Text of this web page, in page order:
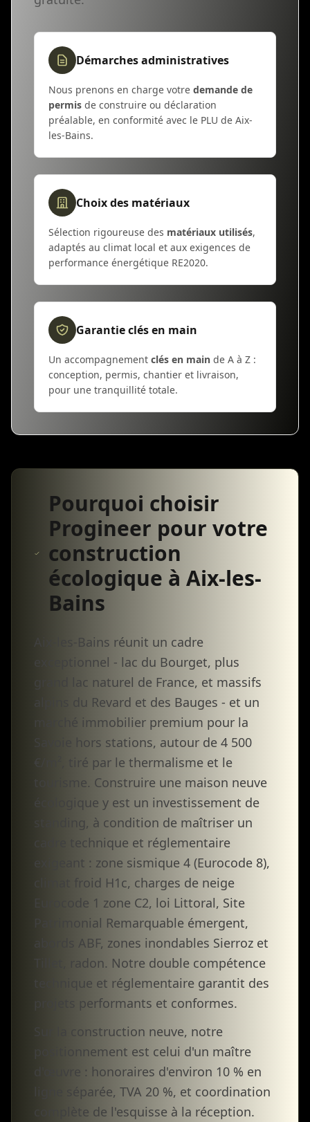
Démarches administratives
Nous prenons en charge votre demande de
permis de construire ou déclaration
préalable, en conformité avec le PLU de Aix-
les-Bains.
Choix des matériaux
Sélection rigoureuse des matériaux utilisés,
adaptés au climat local et aux exigences de
performance énergétique RE2020.
Garantie clés en main
Un accompagnement clés en main de A à Z :
conception, permis, chantier et livraison,
pour une tranquillité totale.
Pourquoi choisir
Progineer pour votre
construction
écologique à Aix-les-
Bains
Aix-les-Bains réunit un cadre
exceptionnel - lac du Bourget, plus
grand lac naturel de France, et massifs
alpins du Revard et des Bauges - et un
marché immobilier premium pour la
Savoie hors stations, autour de 4 500
€/m², tiré par le thermalisme et le
tourisme. Construire une maison neuve
écologique y est un investissement de
standing, à condition de maîtriser un
cadre technique et réglementaire
exigeant : zone sismique 4 (Eurocode 8),
climat froid H1c, charges de neige
Eurocode 1 zone C2, loi Littoral, Site
Patrimonial Remarquable émergent,
abords ABF, zones inondables Sierroz et
Tillet, radon. Notre double compétence
technique et réglementaire garantit des
projets performants et conformes.
Sur la construction neuve, notre
positionnement est celui d'un maître
d'œuvre : honoraires d'environ 10 % en
ligne séparée, TVA 20 %, et coordination
complète de l'esquisse à la réception.